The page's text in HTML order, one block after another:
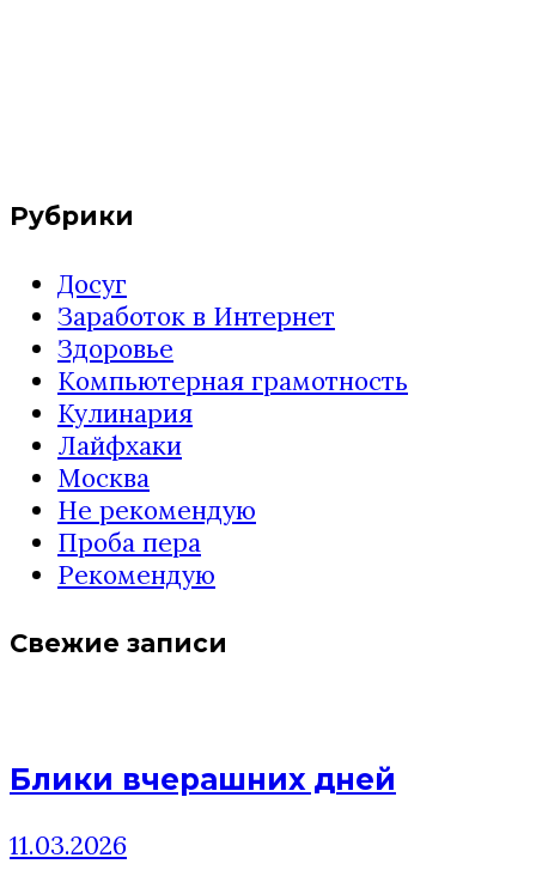
Рубрики
Досуг
Заработок в Интернет
Здоровье
Компьютерная грамотность
Кулинария
Лайфхаки
Москва
Не рекомендую
Проба пера
Рекомендую
Свежие записи
Блики вчерашних дней
11.03.2026